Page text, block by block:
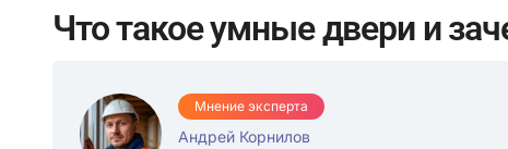
Что такое умные двери и
Мнение эксперта
Андрей Корнилов